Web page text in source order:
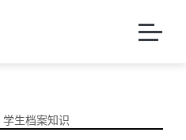
学生档案知识